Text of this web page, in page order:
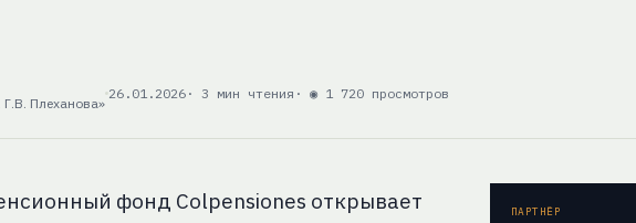
Плеханова»
26.01.2026 · 3 мин чтения · ◉ 1 720 просмотров
фонд Colpensiones открывает
ПАРТНЁР